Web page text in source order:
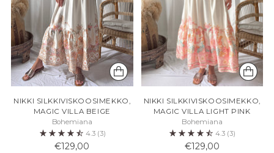
NIKKI SILKKIVISKOOSIMEKKO,
MAGIC VILLA BEIGE
Bohemiana
4.3 (3)
€129,00
NIKKI SILKKIVISKOOSIMEKKO,
MAGIC VILLA LIGHT PINK
Bohemiana
4.3 (3)
€129,00